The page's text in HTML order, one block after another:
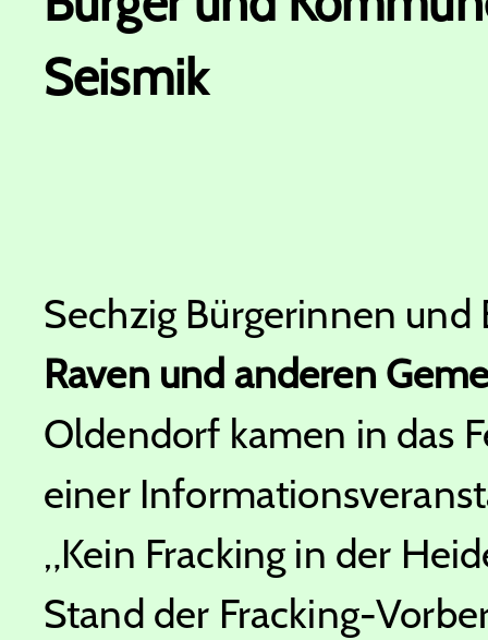
Seismik
Sechzig Bürgerinnen und
Raven und anderen
Oldendorf kamen in das
einer
„Kein Fracking in der
Stand der Fracking-